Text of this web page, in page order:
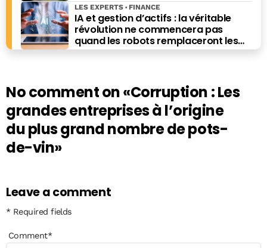
IA et gestion d’actifs : la véritable
révolution ne commencera pas
quand les robots remplaceront les
financiers. Elle commencera quand ils
LES EXPERTS FINANCE
No comment on«Corruption : Les
grandes entreprises à l’origine
du plus grand nombre de pots-
de-vin»
Leave a comment
* Required fields
Comment*